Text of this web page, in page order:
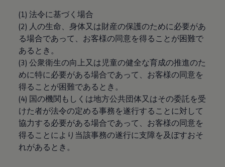
(1) 法令に基づく場合
(2) 人の生命、身体又は財産の保護のために必要があ
る場合であって、お客様の同意を得ることが困難で
あるとき。
(3) 公衆衛生の向上又は児童の健全な育成の推進のた
めに特に必要がある場合であって、お客様の同意を
得ることが困難であるとき。
(4) 国の機関もしくは地方公共団体又はその委託を受
けた者が法令の定める事務を遂行することに対して
協力する必要がある場合であって、お客様の同意を
得ることにより当該事務の遂行に支障を及ぼすおそ
れがあるとき。